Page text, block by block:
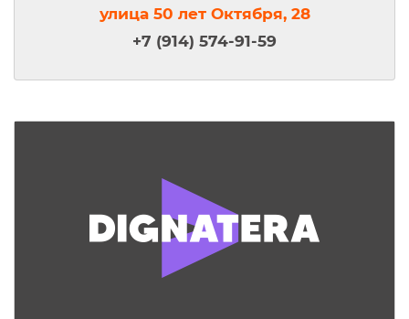
улица 50 лет Октября, 28
+7 (914) 574-91-59